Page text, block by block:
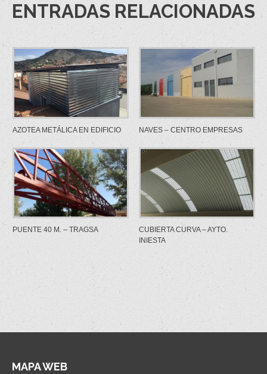
ENTRADAS RELACIONADAS
AZOTEA METÁLICA EN EDIFICIO NAVES – CENTRO EMPRESAS
PUENTE 40 M. – TRAGSA
CUBIERTA CURVA – AYTO.
INIESTA
MAPA WEB